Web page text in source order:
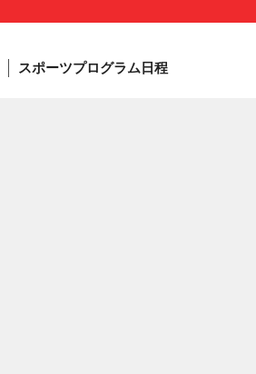
スポーツプログラム日程